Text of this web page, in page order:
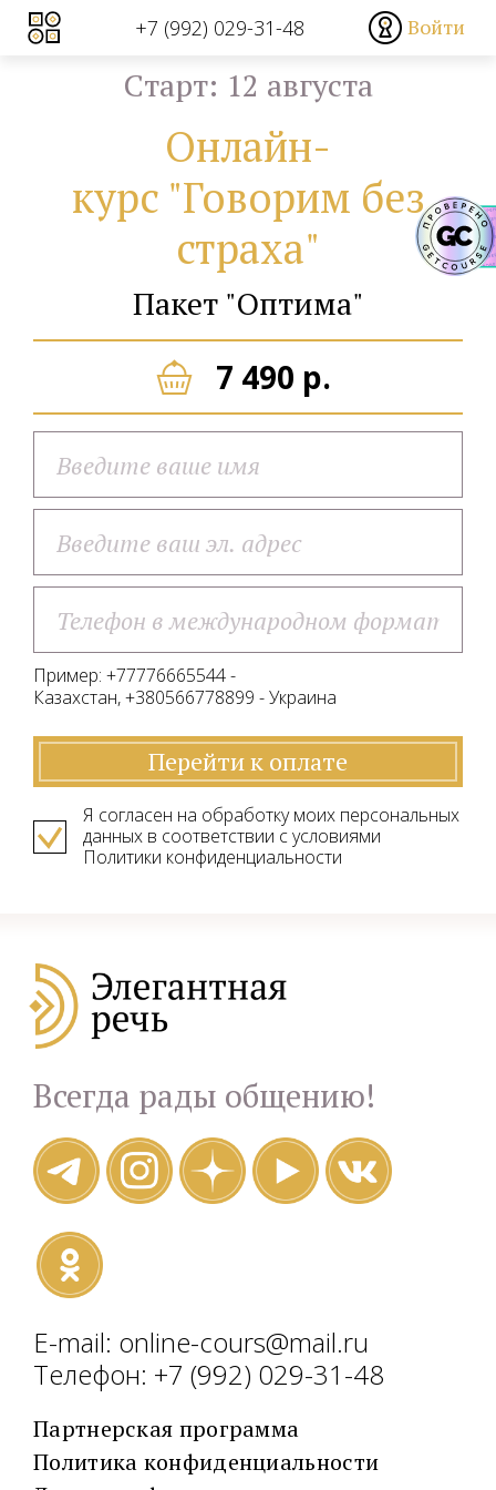
+7 (992) 029-31-48 Войти
Cтарт: 12 августа
Онлайн-
курс "Говорим без
страха"
Пакет "Оптима"
7 490 р.
Пример: +77776665544 -
Казахстан, +380566778899 - Украина
Перейти к оплате
Я согласен на обработку моих персональных
данных в соответствии с условиями
Политики конфиденциальности
Всегда рады общению!
E-mail: online-cours@mail.ru
Телефон: +7 (992) 029-31-48
Партнерская программа
Политика конфиденциальности